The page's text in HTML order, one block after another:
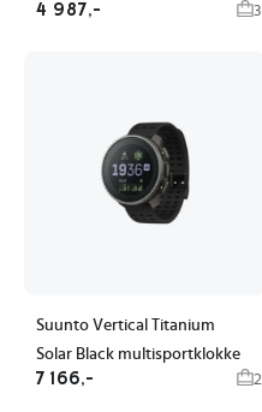
4 987,- 3
Suunto Vertical Titanium
Solar Black multisportklokke
7 166,- 2